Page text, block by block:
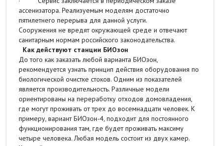
ассенизатора. Реализуемым моделям достаточно
пятилетнего перерыва для данной услуги.
Сооружения не вредят окружающей среде и отвечают
санитарным нормам российского законодательства.
Как действуют станции БИОзон
До того как заказать любой варианта БИОзон,
рекомендуется узнать принцип действия оборудования по
биологической очистке стоков. Одним из показателей
является производительность. Различные модели
ориентированы на переработку отходов домовладения,
где могут проживать от трех до восемнадцати человек. К
примеру, вариант БИОзон-4, подходит для постоянного
функционирования там, где будет проживать максиму
четыре человека. Любая модель состоит из двух камер.